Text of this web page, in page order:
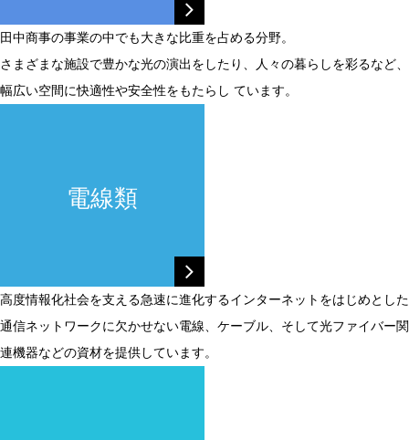
田中商事の事業の中でも大きな比重を占める分野。
さまざまな施設で豊かな光の演出をしたり、人々の暮らしを彩るなど、
幅広い空間に快適性や安全性をもたらし ています。
電線類
高度情報化社会を支える急速に進化するインターネットをはじめとした
通信ネットワークに欠かせない電線、ケーブル、そして光ファイバー関
連機器などの資材を提供しています。